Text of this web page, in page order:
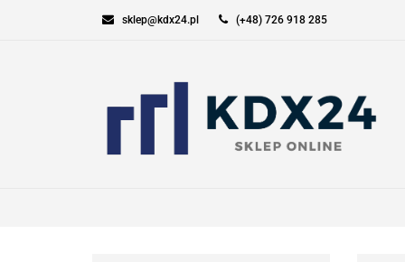
sklep@kdx24.pl (+48) 726 918 285
KOMPUTERY I